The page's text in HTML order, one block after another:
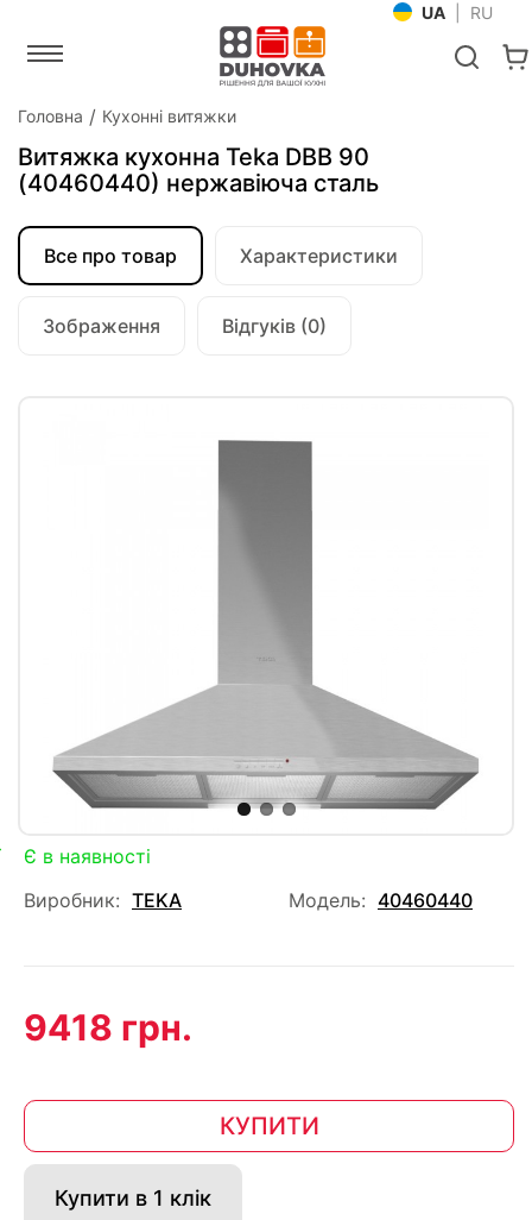
UA RU
Головна Кухонні витяжки
Витяжка кухонна Teka DBB 90
(40460440) нержавіюча сталь
Все про товар Характеристики
Зображення Відгуків (0)
Є в наявності
Виробник: TEKA Модель: 40460440
9418 грн.
КУПИТИ
Купити в 1 клік